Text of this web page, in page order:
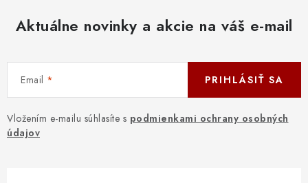
Aktuálne novinky a akcie na váš e-mail
Email
Vložením e-mailu súhlasíte s podmienkami ochrany osobných
údajov
PRIHLÁSIŤ SA